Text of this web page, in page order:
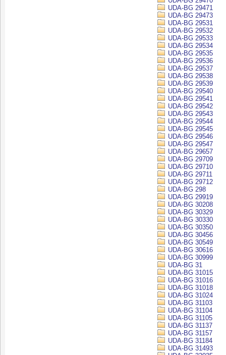
UDA-BG 29471
UDA-BG 29473
UDA-BG 29531
UDA-BG 29532
UDA-BG 29533
UDA-BG 29534
UDA-BG 29535
UDA-BG 29536
UDA-BG 29537
UDA-BG 29538
UDA-BG 29539
UDA-BG 29540
UDA-BG 29541
UDA-BG 29542
UDA-BG 29543
UDA-BG 29544
UDA-BG 29545
UDA-BG 29546
UDA-BG 29547
UDA-BG 29657
UDA-BG 29709
UDA-BG 29710
UDA-BG 29711
UDA-BG 29712
UDA-BG 298
UDA-BG 29919
UDA-BG 30208
UDA-BG 30329
UDA-BG 30330
UDA-BG 30350
UDA-BG 30456
UDA-BG 30549
UDA-BG 30616
UDA-BG 30999
UDA-BG 31
UDA-BG 31015
UDA-BG 31016
UDA-BG 31018
UDA-BG 31024
UDA-BG 31103
UDA-BG 31104
UDA-BG 31105
UDA-BG 31137
UDA-BG 31157
UDA-BG 31184
UDA-BG 31493